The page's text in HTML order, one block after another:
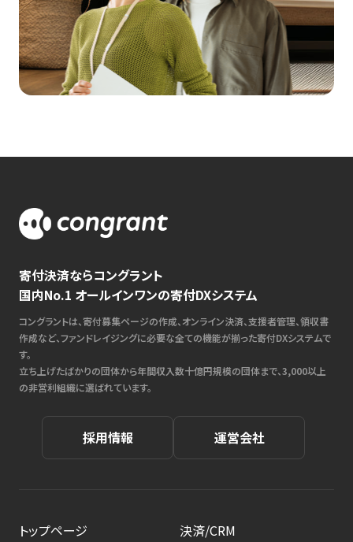
寄付決済ならコングラント
国内No.1 オールインワンの寄付DXシステム
コングラントは、寄付募集ページの作成、オンライン決済、支援者管理、領収書
作成など、ファンドレイジングに必要な全ての機能が揃った寄付DXシステムで
す。
立ち上げたばかりの団体から年間収入数十億円規模の団体まで、3,000以上
の非営利組織に選ばれています。
採用情報 運営会社
トップページ
決済/CRM